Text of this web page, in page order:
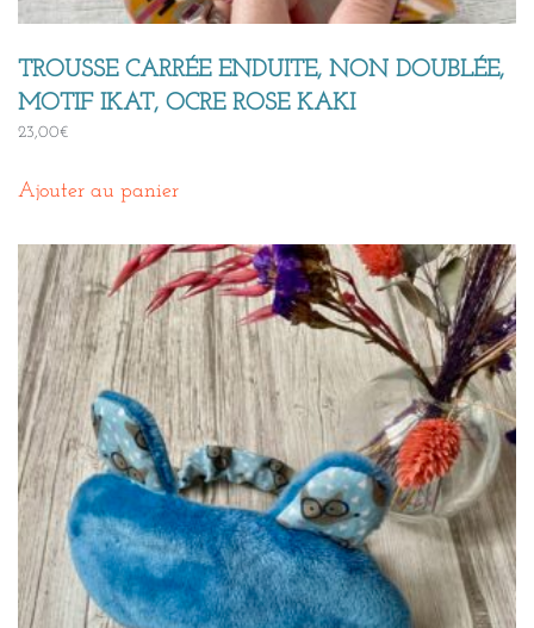
TROUSSE CARRÉE ENDUITE, NON DOUBLÉE,
MOTIF IKAT, OCRE ROSE KAKI
23,00€
Ajouter au panier